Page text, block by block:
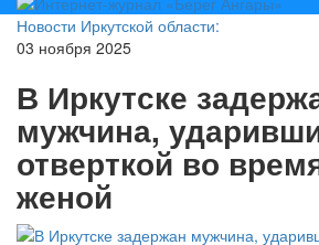
Новости Иркутской области:
03 ноября 2025
В Иркутске
мужчина,
отверткой во
женой